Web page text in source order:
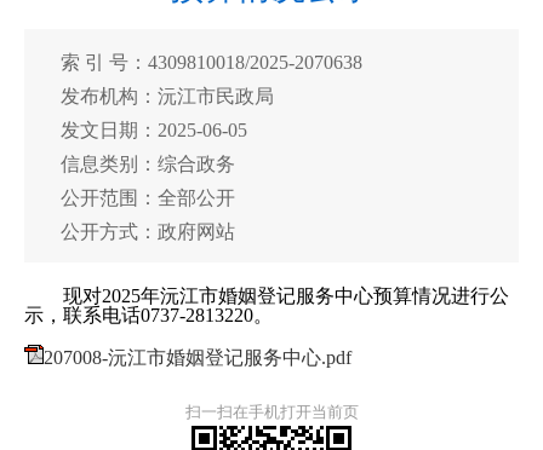
索 引 号：4309810018/2025-2070638
发布机构：沅江市民政局
发文日期：2025-06-05
信息类别：综合政务
公开范围：全部公开
公开方式：政府网站
现对2025年沅江市婚姻登记服务中心预算情况进行公
示，联系电话0737-2813220。
207008-沅江市婚姻登记服务中心.pdf
扫一扫在手机打开当前页